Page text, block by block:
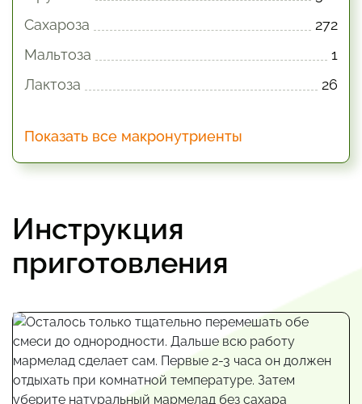
Сахароза
272
Мальтоза
1
Лактоза
26
Показать все макронутриенты
Инструкция
приготовления